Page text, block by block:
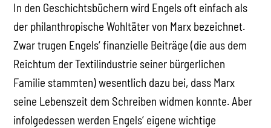
In den Geschichtsbüchern wird Engels oft einfach als
der philanthropische Wohltäter von Marx bezeichnet.
Zwar trugen Engels‘ finanzielle Beiträge (die aus dem
Reichtum der Textilindustrie seiner bürgerlichen
Familie stammten) wesentlich dazu bei, dass Marx
seine Lebenszeit dem Schreiben widmen konnte. Aber
infolgedessen werden Engels‘ eigene wichtige